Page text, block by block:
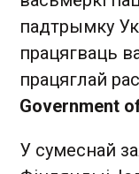
падтрымку
працягваць
працяглай
Government
У сумеснай